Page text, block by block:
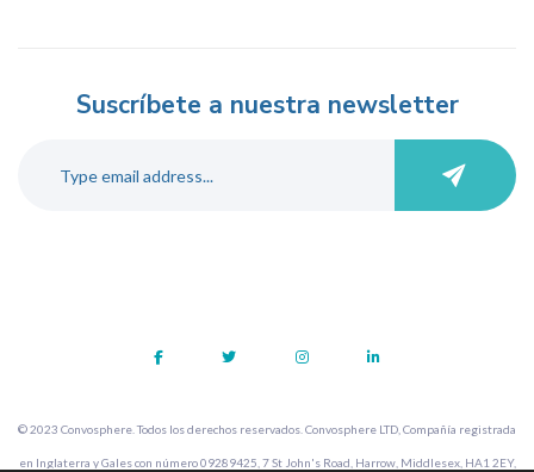
Suscríbete a nuestra newsletter
© 2023 Convosphere. Todos los derechos reservados. Convosphere LTD,Compañía registrada
en Inglaterra y Gales con número 09289425,7 St John's Road, Harrow, Middlesex, HA1 2EY,